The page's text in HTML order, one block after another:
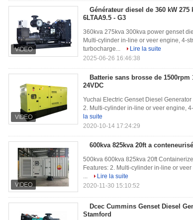
Générateur diesel de 360 kW
6LTAA9.5 - G3
360kva 275kva 300kva power genset
Multi-cylinder in-line or veer engine, 4-
turbocharge...
Lire la suite
2025-06-26 16:46:38
Batterie sans brosse de
24VDC
Yuchai Electric Genset Diesel
2. Multi-cylinder in-line or veer engine,
la suite
2020-10-14 17:24:29
600kva 825kva 20ft a
500kva 600kva 825kva 20ft
Features: 2. Multi-cylinder in-line or
...
Lire la suite
2020-11-30 15:10:52
Dcec Cummins Genset Diesel
Stamford